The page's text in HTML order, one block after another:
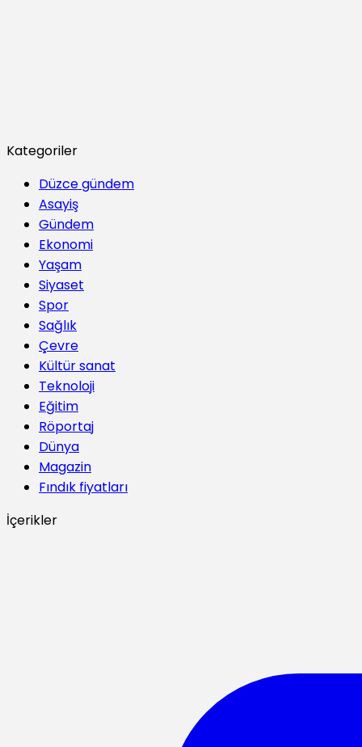
Kategoriler
Düzce gündem
Asayiş
Gündem
Ekonomi
Yaşam
Siyaset
Spor
Sağlık
Çevre
Kültür sanat
Teknoloji
Eğitim
Röportaj
Dünya
Magazin
Fındık fiyatları
İçerikler